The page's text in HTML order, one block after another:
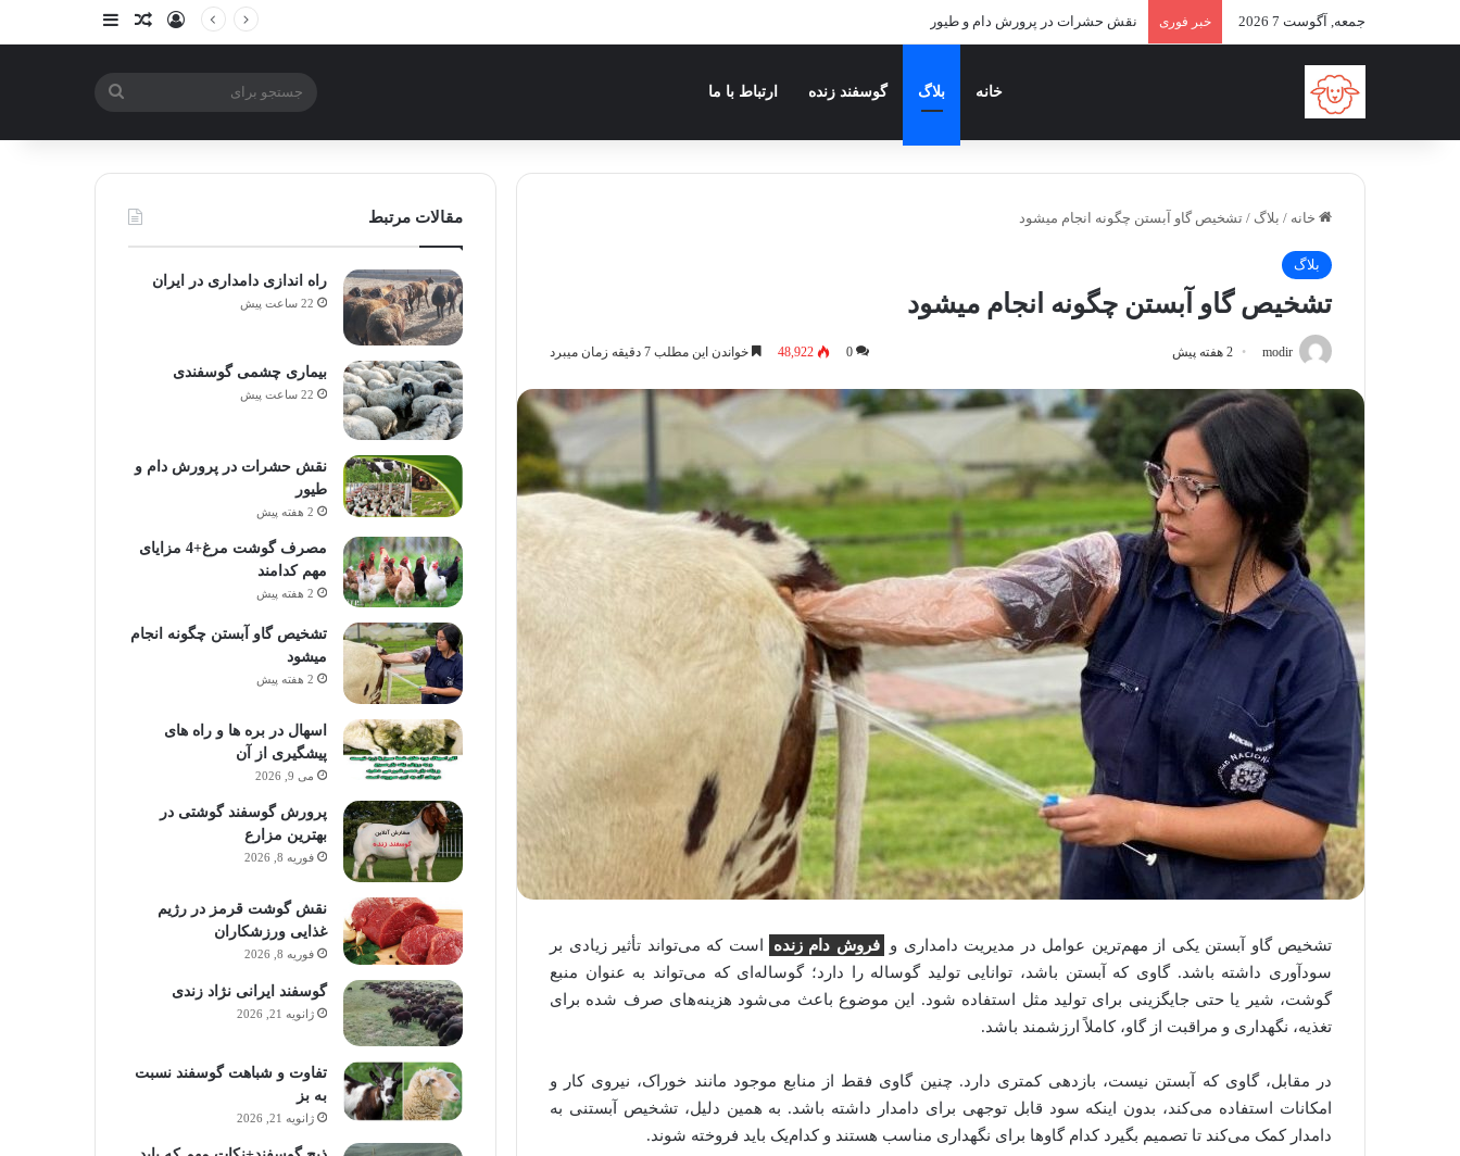
جمعه, آگوست 7 2026 خبر فوری نقش حشرات در پرورش دام و طیور ورودنوشته تصادفی
سایدبار
خانه بلاگ گوسفند زنده ارتباط با ما جستجو
خانه / بلاگ / تشخیص گاو آبستن چگونه انجام میشود
بلاگ
تشخیص گاو آبستن چگونه انجام میشود
modir 2 هفته پیش 0
48,922 خواندن این مطلب 7 دقیقه زمان میبرد
تشخیص گاو آبستن یکی از مهم‌ترین عوامل در مدیریت دامداری و فروش دام زنده
است که می‌تواند تأثیر زیادی بر
سودآوری داشته باشد. گاوی که آبستن باشد، توانایی تولید گوساله را دارد؛ گوساله‌ای که می‌تواند به عنوان منبع
گوشت، شیر یا حتی جایگزینی برای تولید مثل استفاده شود. این موضوع باعث می‌شود هزینه‌های صرف شده برای
تغذیه، نگهداری و مراقبت از گاو، کاملاً ارزشمند باشد.
در مقابل، گاوی که آبستن نیست، بازدهی کمتری دارد. چنین گاوی فقط از منابع موجود مانند خوراک، نیروی کار و
امکانات استفاده می‌کند، بدون اینکه سود قابل توجهی برای دامدار داشته باشد. به همین دلیل، تشخیص آبستنی به
دامدار کمک می‌کند تا تصمیم بگیرد کدام گاوها برای نگهداری مناسب هستند و کدام‌یک باید فروخته شوند.
مقالات مرتبط
راه اندازی دامداری در ایران
22 ساعت پیش
بیماری چشمی گوسفندی
22 ساعت پیش
نقش حشرات در پرورش دام و
طیور
2 هفته پیش
مصرف گوشت مرغ+4 مزایای
مهم کدامند
2 هفته پیش
تشخیص گاو آبستن چگونه انجام
میشود
2 هفته پیش
اسهال در بره ها و راه های
پیشگیری از آن
می 9, 2026
پرورش گوسفند گوشتی در
بهترین مزارع
فوریه 8, 2026
نقش گوشت قرمز در رژیم
غذایی ورزشکاران
فوریه 8, 2026
گوسفند ایرانی نژاد زندی
ژانویه 21, 2026
تفاوت و شباهت گوسفند نسبت
به بز
ژانویه 21, 2026